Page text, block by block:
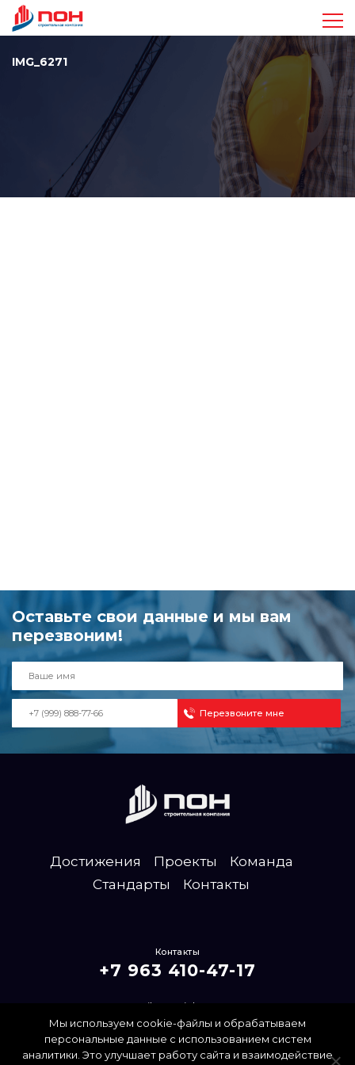
Достижения
Команда
IMG_6271
Мы используем cookie-файлы и обрабатываем
персональные данные с использованием систем
аналитики. Это улучшает работу сайта и взаимодействие
Оставьте свои данные и мы вам
перезвоним!
Контакты
+7 963 410-47-17
mailpon@inbox.ru
Политика конфиденциальности
Достижения Проекты
Команда
Стандарты
Контакты